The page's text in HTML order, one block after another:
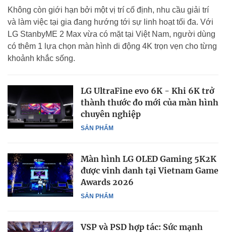
Không còn giới hạn bởi một vị trí cố định, nhu cầu giải trí
và làm việc tại gia đang hướng tới sự linh hoạt tối đa. Với
LG StanbyME 2 Max vừa có mặt tại Việt Nam, người dùng
có thêm 1 lựa chọn màn hình di động 4K trọn vẹn cho từng
khoảnh khắc sống.
SẢN PHẨM
LG UltraFine evo 6K - Khi 6K trở
thành thước đo mới của màn hình
chuyên nghiệp
SẢN PHẨM
Màn hình LG OLED Gaming 5K2K
được vinh danh tại Vietnam Game
Awards 2026
VSP và PSD hợp tác: Sức mạnh